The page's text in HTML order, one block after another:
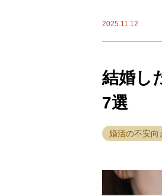
2025.11.12
結婚し
7選
婚活の不安向